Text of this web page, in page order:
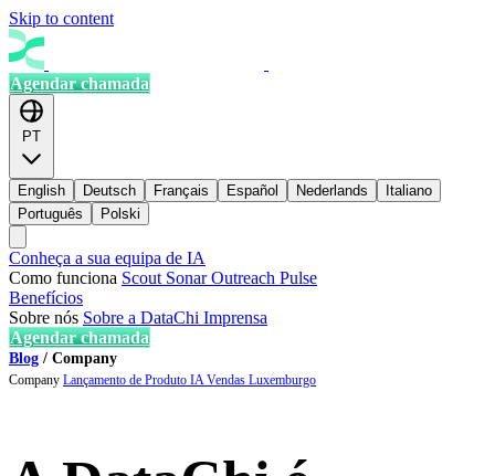
Skip to content
Agendar chamada
PT
English Deutsch Français Español Nederlands
Italiano
Português
Polski
Conheça a sua equipa de IA
Como funciona Scout SonarOutreach Pulse
Benefícios
Sobre nós Sobre a DataChi Imprensa
Agendar chamada
Blog / Company
Company Lançamento de Produto IA Vendas Luxemburgo